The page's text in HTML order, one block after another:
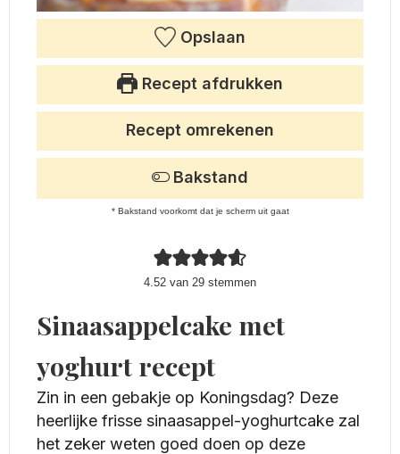
Opslaan
Recept afdrukken
4.52 van 29 stemmen
Recept omrekenen
Bakstand
* Bakstand voorkomt dat je scherm uit gaat
Sinaasappelcake met
yoghurt recept
Zin in een gebakje op Koningsdag? Deze
heerlijke frisse sinaasappel-yoghurtcake zal
het zeker weten goed doen op deze